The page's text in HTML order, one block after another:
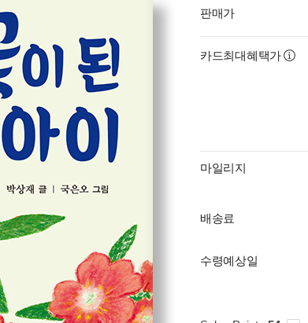
판매가
카드최대혜택가
마일리지
배송료
수령예상일